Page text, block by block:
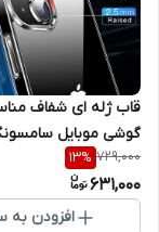
قاب ژله ای شفاف
A22 5G / F42 5G
729,000
13%
631,000
افزودن به